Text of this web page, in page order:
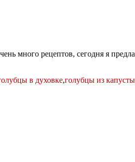
много рецептов, сегодня я
в духовке,голубцы из капусты